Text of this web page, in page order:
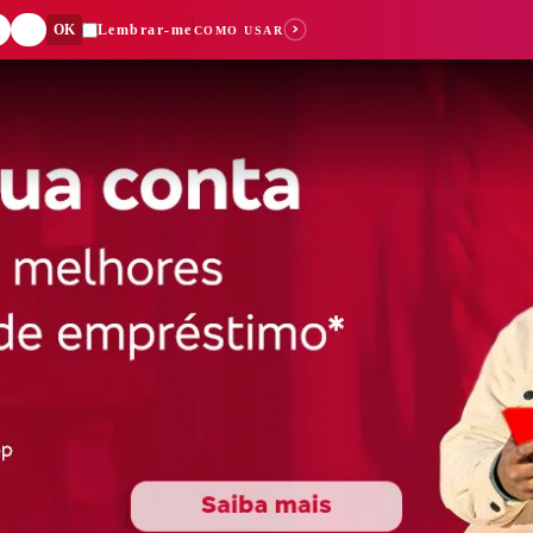
Dígito:OK Lembrar-me COMO USAR
Suas buscas
Você ainda não fez nenhuma